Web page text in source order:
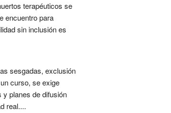
terapéuticos se
encuentro para
sin inclusión es
sesgadas, exclusión
curso, se exige
planes de difusión
real....